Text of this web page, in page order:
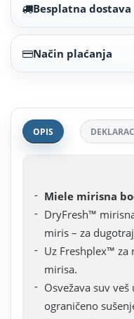
Besplatna dostava
Način plaćanja
OPIS
Miele mirisna
DryFresh™
miris – za
Uz Freshplex™
mirisa.
Osvežava suv
ograničeno